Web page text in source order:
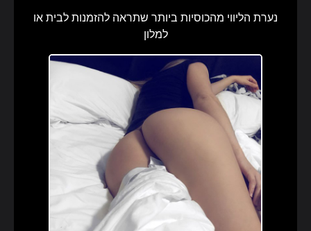
נערת הליווי מהכוסיות ביותר שתראה להזמנות לבית או
למלון